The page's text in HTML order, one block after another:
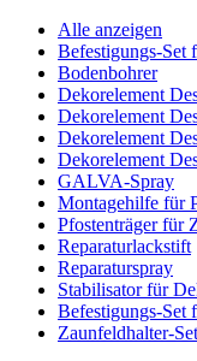
Alle anzeigen
Befestigungs-Set
Bodenbohrer
Dekorelement
Dekorelement
Dekorelement
Dekorelement
GALVA-Spray
Montagehilfe für
Pfostenträger für
Reparaturlackstift
Reparaturspray
Stabilisator für
Befestigungs-Set
Zaunfeldhalter-